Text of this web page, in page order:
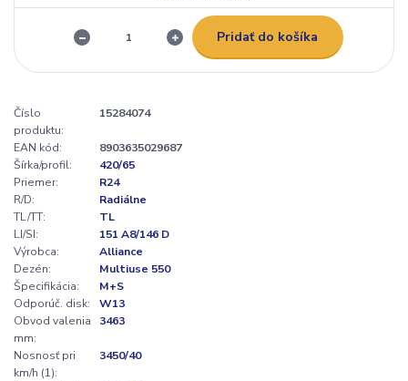
Pridať do košíka
Číslo
produktu:
15284074
EAN kód:
8903635029687
Šírka/profil:
420/65
Priemer:
R24
R/D:
Radiálne
TL/TT:
TL
LI/SI:
151 A8/146 D
Výrobca:
Alliance
Dezén:
Multiuse 550
Špecifikácia:
M+S
Odporúč. disk:
W13
Obvod valenia
mm:
3463
Nosnosť pri
km/h (1):
3450/40